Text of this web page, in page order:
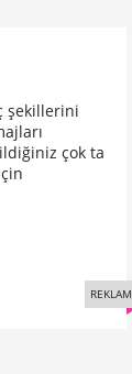
şekillerini
çok ta
REKLAM